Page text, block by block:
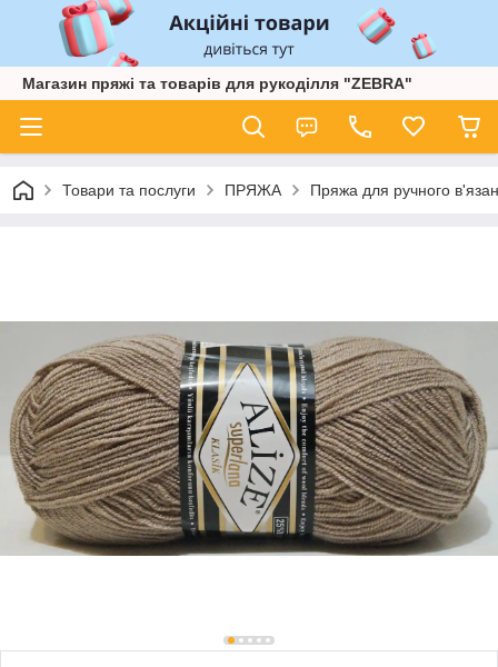
Магазин пряжі та товарів для рукоділля "ZEBRA"
Товари та послуги ПРЯЖА Пряжа для ручного